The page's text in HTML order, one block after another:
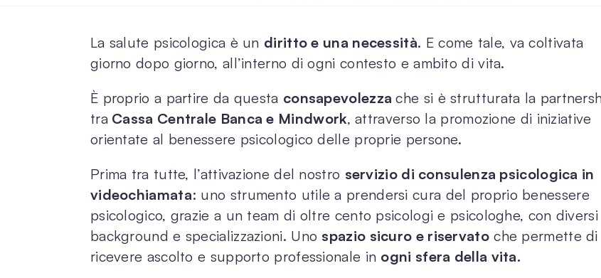
La salute psicologica è un diritto e una necessità. E come tale, va coltivata
giorno dopo giorno, all’interno di ogni contesto e ambito di vita.
È proprio a partire da questa consapevolezzache si è strutturata la
traCassa Centrale Banca e Mindwork, attraverso la promozione di iniziative
orientate al benessere psicologico delle proprie persone.
Prima tra tutte, l’attivazione del nostro servizio di consulenza psicologica in
videochiamata: uno strumento utile a prendersi cura del proprio benessere
psicologico, grazie a un team di oltre cento psicologi e psicologhe, con diversi
background e specializzazioni. Uno spazio sicuro e riservatoche permette di
ricevere ascolto e supporto professionale in ogni sfera della vita.